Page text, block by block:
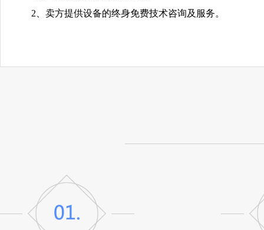
2、卖方提供设备的终身免费技术咨询及服务。